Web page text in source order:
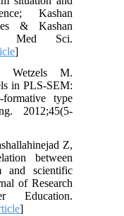
Kashan
& Kashan
Med Sci.
Wetzels M.
in PLS-SEM:
formative type
2012;45(5-
Z,
between
and scientific
of Research
Education.